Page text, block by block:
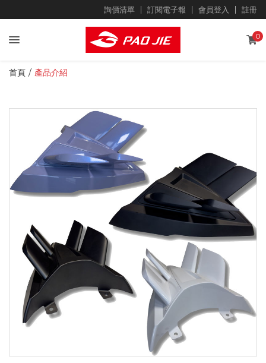
詢價清單 訂閱電子報 會員登入 註冊
0
首頁 產品介紹